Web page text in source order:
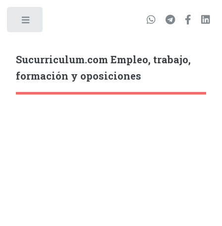
Sucurriculum.com Empleo, trabajo,
formación y oposiciones